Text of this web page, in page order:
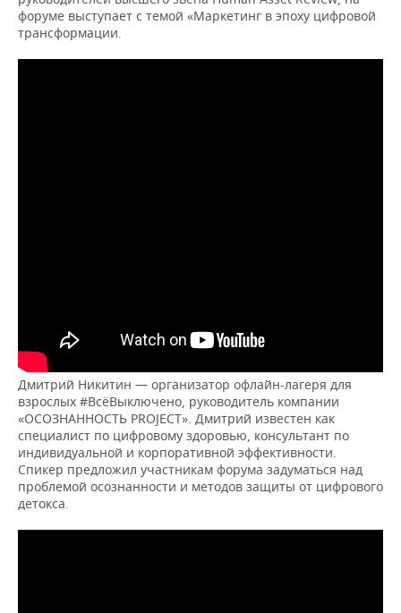
форуме выступает с темой «Маркетинг в эпоху цифровой
трансформации.
Дмитрий Никитин — организатор офлайн-лагеря для
взрослых #ВсёВыключено, руководитель компании
«ОСОЗНАННОСТЬ PROJECT». Дмитрий известен как
специалист по цифровому здоровью, консультант по
индивидуальной и корпоративной эффективности.
Спикер предложил участникам форума задуматься над
проблемой осознанности и методов защиты от цифрового
детокса.